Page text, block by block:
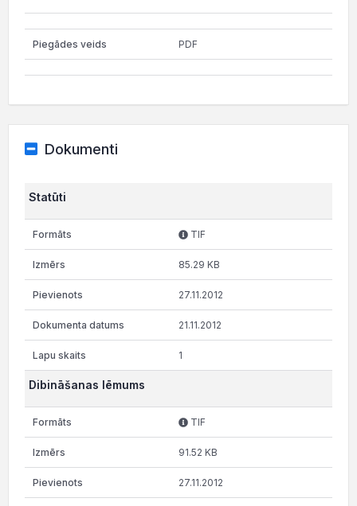
PDF
Dokumenti
Statūti
TIF
85.29 KB
27.11.2012
21.11.2012
1
Dibināšanas lēmums
TIF
91.52 KB
27.11.2012